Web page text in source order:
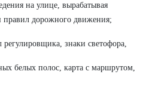
на улице, вырабатывая
правил дорожного движения;
знаки светофора,
белых полос, карта с маршрутом,